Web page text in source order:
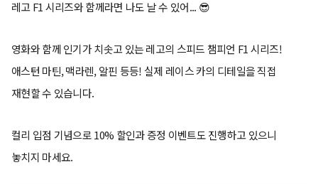
레고 F1 시리즈와 함께라면 나도 날 수 있어... 😎
영화와 함께 인기가 치솟고 있는 레고의 스피드 챔피언 F1 시리즈!
애스턴 마틴, 맥라렌, 알핀 등등! 실제 레이스 카의 디테일을 직접
재현할 수 있습니다.
컬리 입점 기념으로 10% 할인과 증정 이벤트도 진행하고 있으니
놓치지 마세요.